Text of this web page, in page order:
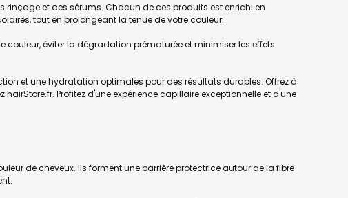
et des sérums. Chacun de ces produits est enrichi en
tout en prolongeant la tenue de votre couleur.
couleur, éviter la dégradation prématurée et minimiser les effets
et une hydratation optimales pour des résultats durables. Offrez à
hairStore.fr. Profitez d'une expérience capillaire exceptionnelle et d'une
de cheveux. Ils forment une barrière protectrice autour de la fibre